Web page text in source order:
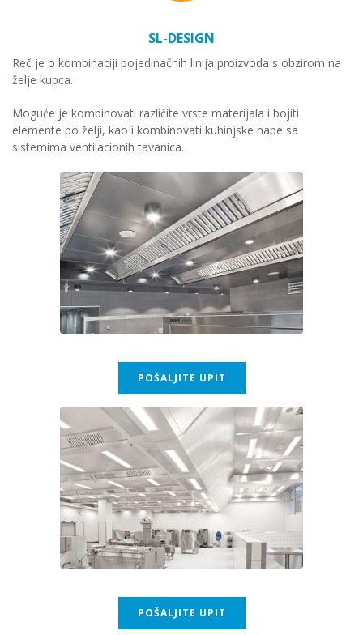
SL-DESIGN
Reč je o kombinaciji pojedinačnih linija proizvoda s obzirom na
želje kupca.
Moguće je kombinovati različite vrste materijala i bojiti
elemente po želji, kao i kombinovati kuhinjske nape sa
sistemima ventilacionih tavanica.
POŠALJITE UPIT
POŠALJITE UPIT